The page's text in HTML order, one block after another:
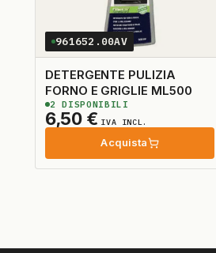
961652.00AV
DETERGENTE PULIZIA
FORNO E GRIGLIE ML500
6,50 € IVA INCL.
Acquista
2 DISPONIBILI